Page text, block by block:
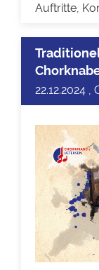
Auftritte,
22.12.2024